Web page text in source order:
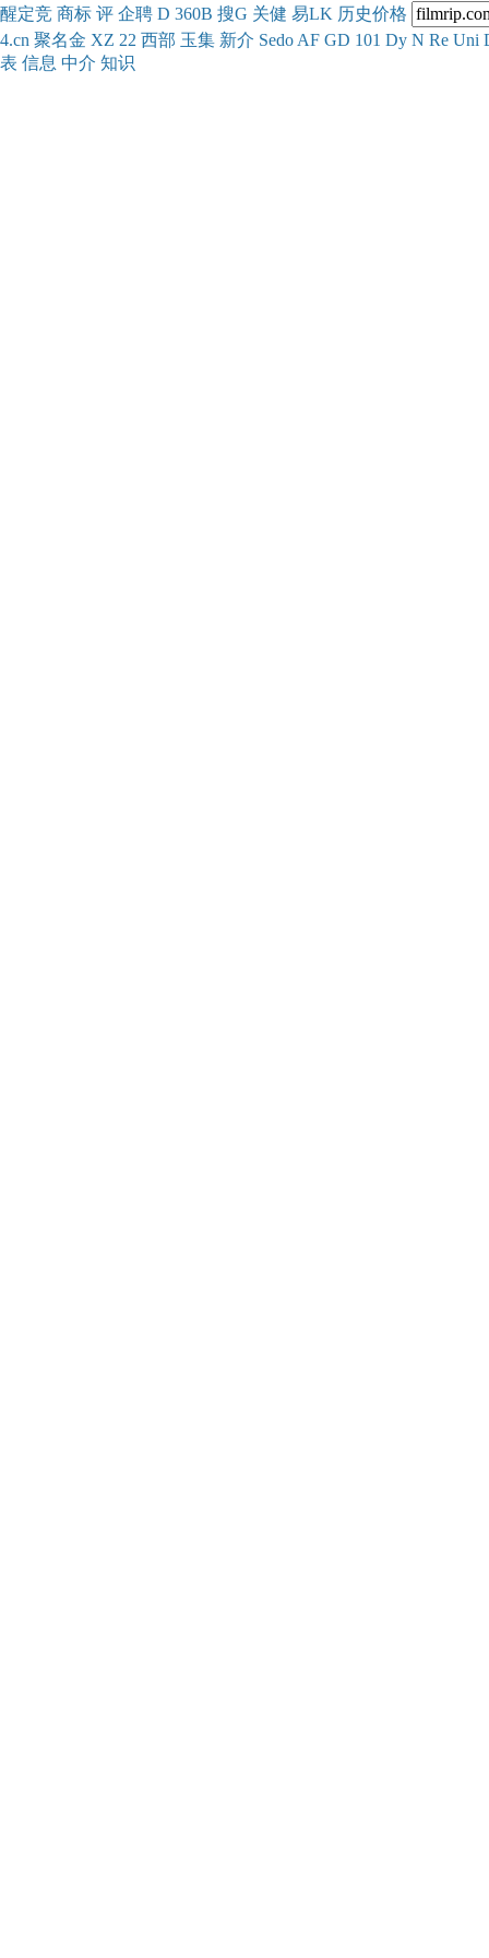
醒定竞 商标 评 企聘 D 360B 搜G 关健 易LK 历史价格
4.cn 聚名金 XZ 22 西部 玉集 新介 Sedo AF GD 101 Dy N Re Uni
表 信息 中介 知识